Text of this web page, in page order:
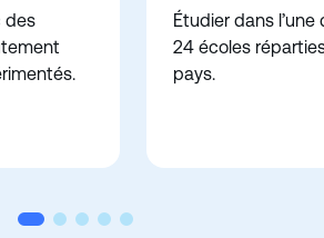
des
Étudier dans l’une
24 écoles
pays.